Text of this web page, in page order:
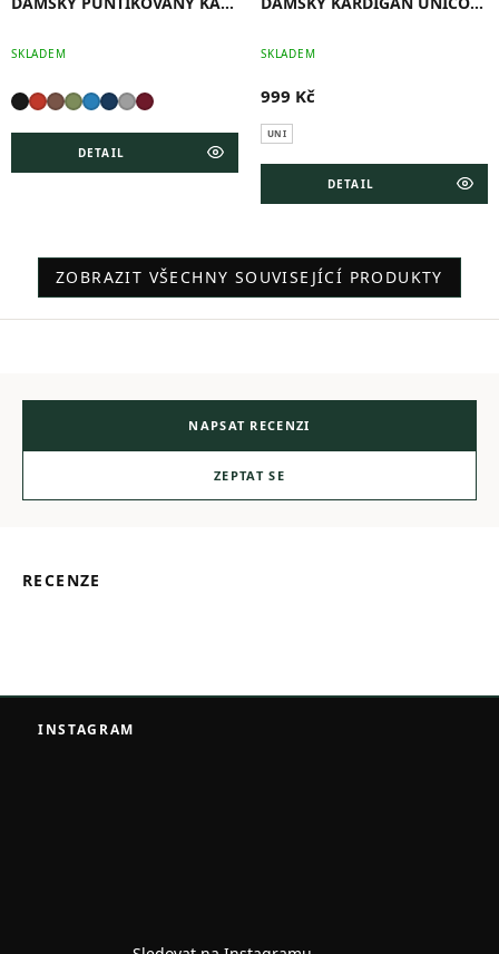
SKLADEM
DETAIL
SKLADEM
999 Kč
UNI
DETAIL
ZOBRAZIT VŠECHNY SOUVISEJÍCÍ PRODUKTY
NAPSAT RECENZI
ZEPTAT SE
RECENZE
Z
INSTAGRAM